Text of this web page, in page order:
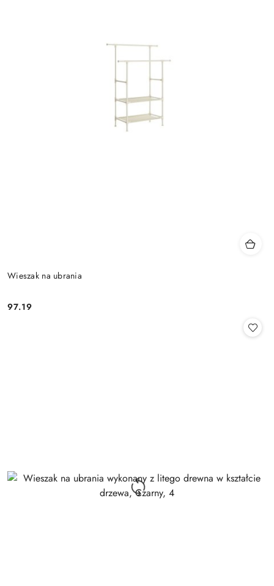
Wieszak na ubrania
Cena:
97.19